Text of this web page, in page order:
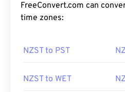
FreeConvert.com can
time zones:
NZST to PST
NZST to WET